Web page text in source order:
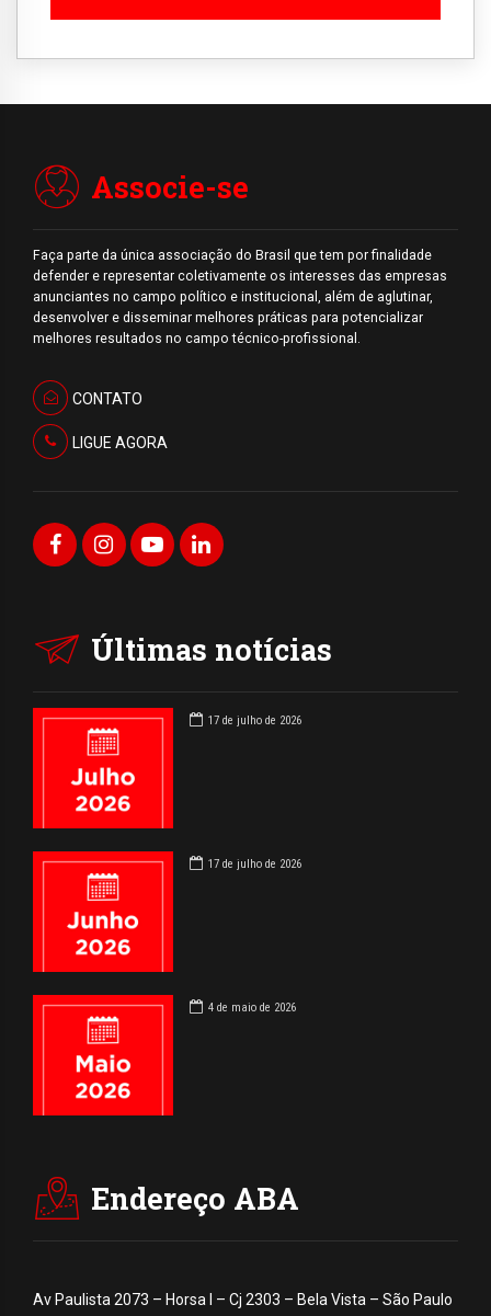
Associe-se
Faça parte da única associação do Brasil que tem por finalidade
defender e representar coletivamente os interesses das empresas
anunciantes no campo político e institucional, além de aglutinar,
desenvolver e disseminar melhores práticas para potencializar
melhores resultados no campo técnico-profissional.
CONTATO
LIGUE AGORA
Últimas notícias
17 de julho de 2026
17 de julho de 2026
4 de maio de 2026
Endereço ABA
Av Paulista 2073 – Horsa I – Cj 2303 – Bela Vista – São Paulo